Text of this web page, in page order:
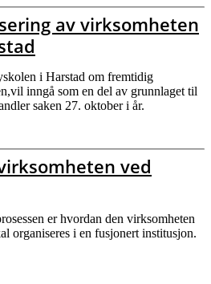
av virksomheten
i Harstad om fremtidig
inngå som en del av grunnlaget til
saken 27. oktober i år.
ved
er hvordan den virksomheten
organiseres i en fusjonert institusjon.